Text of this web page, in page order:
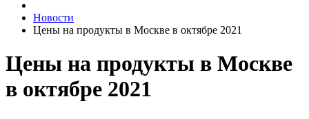
Новости
Цены на продукты в Москве в октябре 2021
Цены на продукты в Москве
в октябре 2021